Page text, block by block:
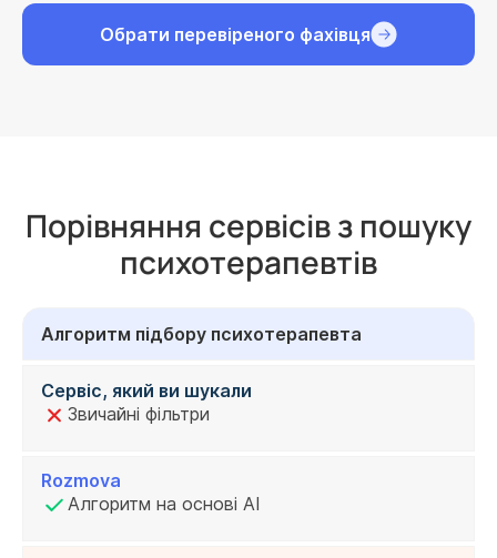
Обрати перевіреного фахівця
Порівняння сервісів з пошуку
психотерапевтів
Алгоритм підбору психотерапевта
Сервіс, який ви шукали
Звичайні фільтри
Rozmova
Алгоритм на основі AI